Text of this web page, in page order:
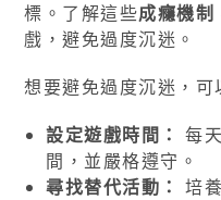
標。了解這些成癮機制
戲，避免過度沉迷。
想要避免過度沉迷，可
設定遊戲時間： 每
間，並嚴格遵守。
尋找替代活動： 培